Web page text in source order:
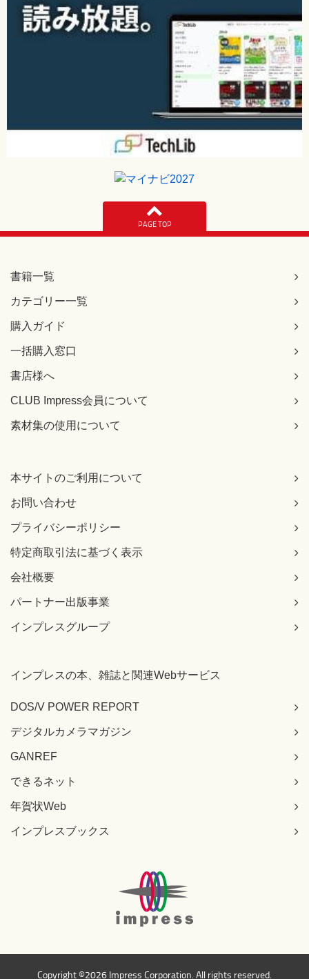
PAGE TOP
書籍一覧
カテゴリー一覧
購入ガイド
一括購入窓口
書店様へ
CLUB Impress会員について
素材集の使用について
本サイトのご利用について
お問い合わせ
プライバシーポリシー
特定商取引法に基づく表示
会社概要
パートナー出版事業
インプレスグループ
インプレスの本、雑誌と関連Webサービス
DOS/V POWER REPORT
デジタルカメラマガジン
GANREF
できるネット
年賀状Web
インプレスブックス
Copyright ©2026 Impress Corporation. All rights reserved.